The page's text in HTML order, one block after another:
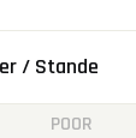
/ Stande
POOR